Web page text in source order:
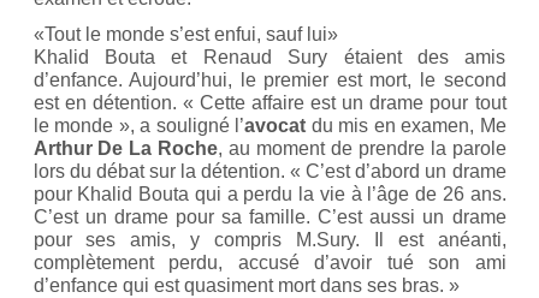
«Tout le monde s’est enfui, sauf lui»
Khalid Bouta et Renaud Sury étaient des amis
d’enfance. Aujourd’hui, le premier est mort, le second
est en détention. « Cette affaire est un drame pour tout
le monde », a souligné l’avocat du mis en examen, Me
Arthur De La Roche, au moment de prendre la parole
lors du débat sur la détention. « C’est d’abord un drame
pour Khalid Bouta qui a perdu la vie à l’âge de 26 ans.
C’est un drame pour sa famille. C’est aussi un drame
pour ses amis, y compris M.Sury. Il est anéanti,
complètement perdu, accusé d’avoir tué son ami
d’enfance qui est quasiment mort dans ses bras. »